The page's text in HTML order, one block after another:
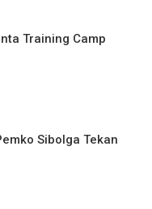
Training Camp
Sibolga Tekan